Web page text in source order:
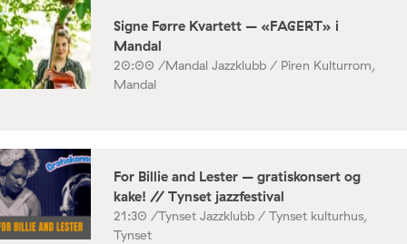
Signe Førre Kvartett – «FAGERT» i
Mandal
20:00 /Mandal Jazzklubb / Piren Kulturrom,
Mandal
For Billie and Lester – gratiskonsert og
kake! // Tynset jazzfestival
21:30 /Tynset Jazzklubb / Tynset kulturhus,
Tynset